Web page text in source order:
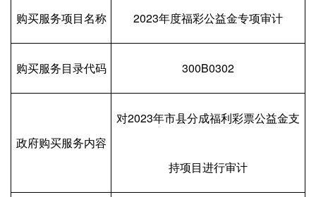
购买服务项目名称 2023年度福彩公益金专项审计
购买服务目录代码 300B0302
政府购买服务内容
对2023年市县分成福利彩票公益金支
持项目进行审计